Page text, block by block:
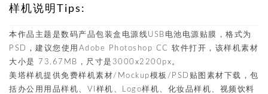
样机说明Tips:
本作品主题是数码产品包装盒电源线USB电池电源贴膜，格式为
PSD，建议您使用Adobe Photoshop CC 软件打开，该样机素材
大小是 73.67MB，尺寸是3000x2200px。
美塔样机提供免费样机素材/Mockup模板/PSD贴图素材下载，包
括办公用用品样机、VI样机、Logo样机、化妆品样机、视频饮料